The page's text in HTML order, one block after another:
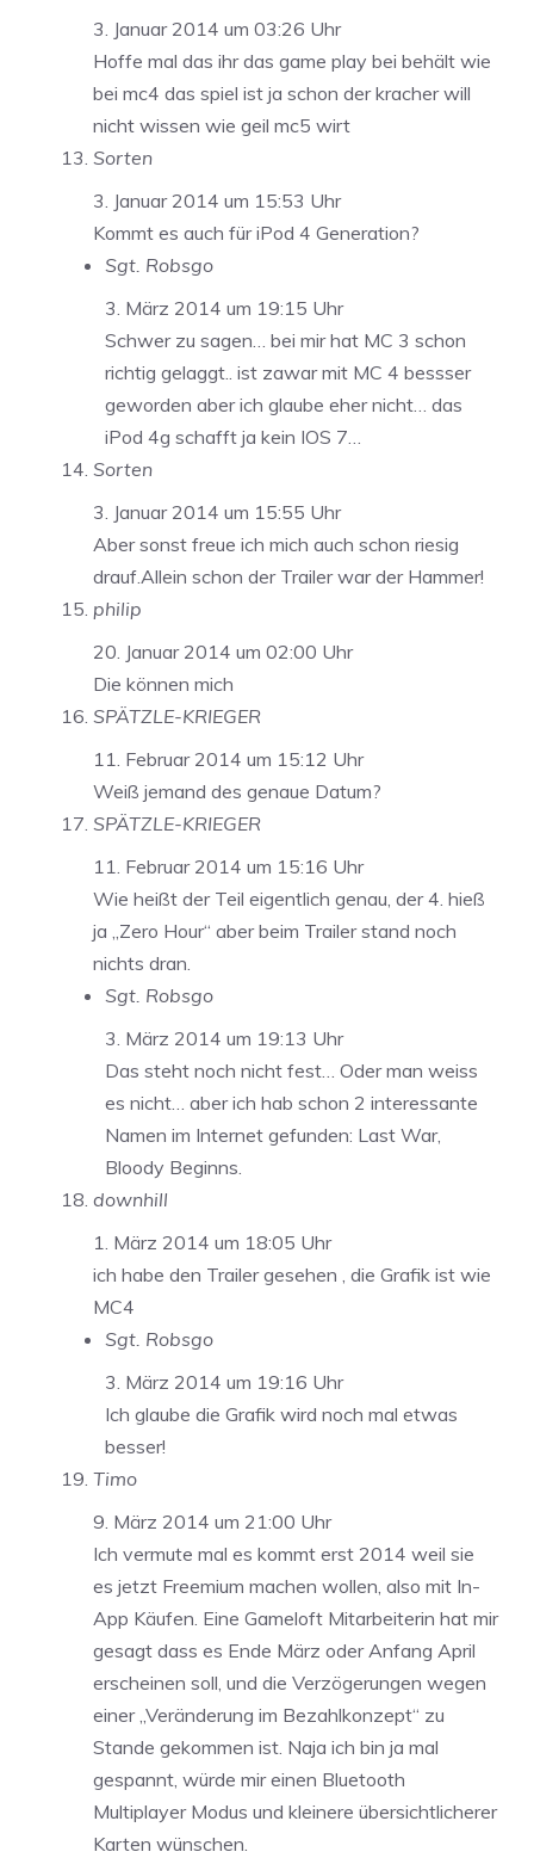
3. Januar 2014 um 03:26 Uhr
Hoffe mal das ihr das game play bei behält wie
bei mc4 das spiel ist ja schon der kracher will
nicht wissen wie geil mc5 wirt
Sorten
3. Januar 2014 um 15:53 Uhr
Kommt es auch für iPod 4 Generation?
Sgt. Robsgo
3. März 2014 um 19:15 Uhr
Schwer zu sagen… bei mir hat MC 3 schon
richtig gelaggt.. ist zawar mit MC 4 bessser
geworden aber ich glaube eher nicht… das
iPod 4g schafft ja kein IOS 7…
Sorten
3. Januar 2014 um 15:55 Uhr
Aber sonst freue ich mich auch schon riesig
drauf.Allein schon der Trailer war der Hammer!
philip
20. Januar 2014 um 02:00 Uhr
Die können mich
SPÄTZLE-KRIEGER
11. Februar 2014 um 15:12 Uhr
Weiß jemand des genaue Datum?
SPÄTZLE-KRIEGER
11. Februar 2014 um 15:16 Uhr
Wie heißt der Teil eigentlich genau, der 4. hieß
ja „Zero Hour“ aber beim Trailer stand noch
nichts dran.
Sgt. Robsgo
3. März 2014 um 19:13 Uhr
Das steht noch nicht fest… Oder man weiss
es nicht… aber ich hab schon 2 interessante
Namen im Internet gefunden: Last War,
Bloody Beginns.
downhill
1. März 2014 um 18:05 Uhr
ich habe den Trailer gesehen , die Grafik ist wie
MC4
Sgt. Robsgo
3. März 2014 um 19:16 Uhr
Ich glaube die Grafik wird noch mal etwas
besser!
Timo
9. März 2014 um 21:00 Uhr
Ich vermute mal es kommt erst 2014 weil sie
es jetzt Freemium machen wollen, also mit In-
App Käufen. Eine Gameloft Mitarbeiterin hat mir
gesagt dass es Ende März oder Anfang April
erscheinen soll, und die Verzögerungen wegen
einer „Veränderung im Bezahlkonzept“ zu
Stande gekommen ist. Naja ich bin ja mal
gespannt, würde mir einen Bluetooth
Multiplayer Modus und kleinere übersichtlicherer
Karten wünschen.